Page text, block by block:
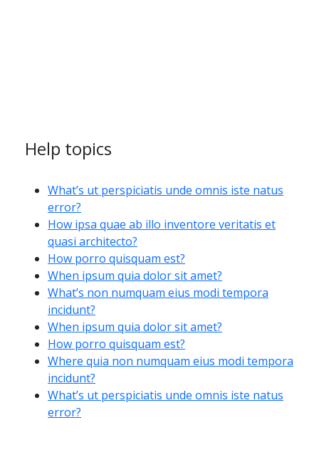
Help topics
What’s ut perspiciatis unde omnis iste natus
error?
How ipsa quae ab illo inventore veritatis et
quasi architecto?
How porro quisquam est?
When ipsum quia dolor sit amet?
What’s non numquam eius modi tempora
incidunt?
When ipsum quia dolor sit amet?
How porro quisquam est?
Where quia non numquam eius modi tempora
incidunt?
What’s ut perspiciatis unde omnis iste natus
error?